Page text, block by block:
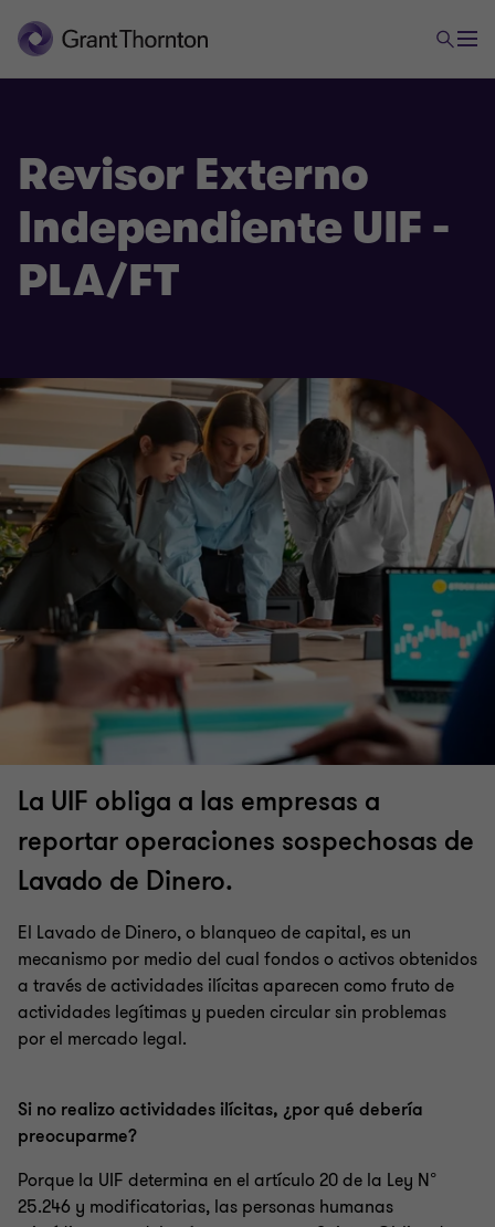
Revisor Externo
Independiente UIF -
PLA/FT
La UIF obliga a las empresas a
reportar operaciones sospechosas de
Lavado de Dinero.
El Lavado de Dinero, o blanqueo de capital, es un
mecanismo por medio del cual fondos o activos obtenidos
a través de actividades ilícitas aparecen como fruto de
actividades legítimas y pueden circular sin problemas
por el mercado legal.
Si no realizo actividades ilícitas, ¿por qué debería
preocuparme?
Porque la UIF determina en el artículo 20 de la Ley N°
25.246 y modificatorias, las personas humanas